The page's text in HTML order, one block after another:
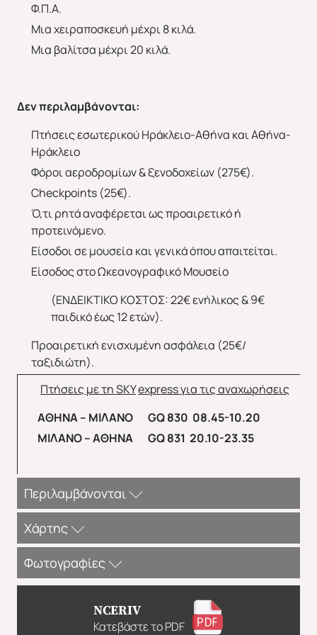
Φ.Π.Α.
Μια χειραποσκευή μέχρι 8 κιλά.
Μια βαλίτσα μέχρι 20 κιλά.
Δεν περιλαμβάνονται:
Πτήσεις εσωτερικού Ηράκλειο-Αθήνα και Αθήνα-
Ηράκλειο
Φόροι αεροδρομίων & ξενοδοχείων (275€).
Checkpoints (25€).
Ό,τι ρητά αναφέρεται ως προαιρετικό ή
προτεινόμενο.
Eίσοδοι σε μουσεία και γενικά όπου απαιτείται.
Είσοδος στο Ωκεανογραφικό Μουσείο
(ΕΝΔΕΙΚΤΙΚΟ ΚΟΣΤΟΣ: 22€ ενήλικος & 9€
παιδικό έως 12 ετών).
Προαιρετική ενισχυμένη ασφάλεια (25€/
ταξιδιώτη).
Πτήσεις με τηSKYexpressγια τις αναχωρήσεις
ΑΘΗΝΑ – ΜΙΛΑΝΟ GQ830 08.45-10.20
ΜΙΛΑΝΟ – ΑΘΗΝΑ GQ831 20.10-23.35
Περιλαμβάνονται
Περιλαμβάνονται
Μιλάνο - Αθήνα με την Sky Express.
Πολυτελές κλιματιζόμενο πούλμαν του γραφείου
μας για τις μεταφορές και μετακινήσεις σύμφωνα
με το πρόγραμμα.
Χάρτης
Φωτογραφίες
NCERIV
Κατεβάστε το PDF